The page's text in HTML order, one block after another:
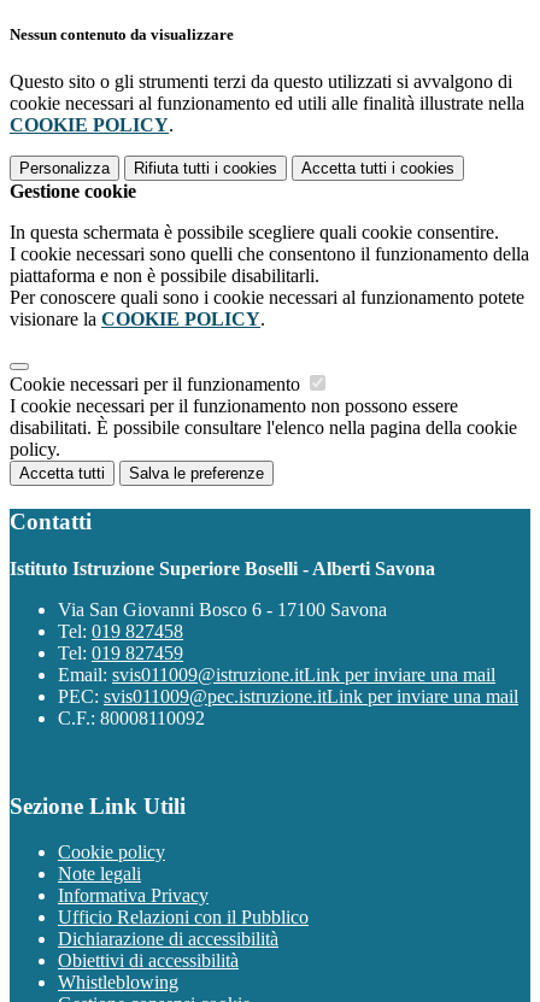
Nessun contenuto da visualizzare
Questo sito o gli strumenti terzi da questo utilizzati si avvalgono di
cookie necessari al funzionamento ed utili alle finalità illustrate nella
COOKIE POLICY.
Personalizza Rifiuta tutti i cookies Accetta tutti i cookies
Gestione cookie
In questa schermata è possibile scegliere quali cookie consentire.
I cookie necessari sono quelli che consentono il funzionamento della
piattaforma e non è possibile disabilitarli.
Per conoscere quali sono i cookie necessari al funzionamento potete
visionare la COOKIE POLICY.
Cookie necessari per il funzionamento
I cookie necessari per il funzionamento non possono essere
disabilitati. È possibile consultare l'elenco nella pagina della cookie
policy.
Accetta tutti Salva le preferenze
Contatti
Istituto Istruzione Superiore Boselli - Alberti Savona
Via San Giovanni Bosco 6 - 17100 Savona
Tel: 019 827458
Tel: 019 827459
Email: svis011009@istruzione.itLink per inviare una mail
PEC: svis011009@pec.istruzione.itLink per inviare una mail
C.F.: 80008110092
Sezione Link Utili
Cookie policy
Note legali
Informativa Privacy
Ufficio Relazioni con il Pubblico
Dichiarazione di accessibilità
Obiettivi di accessibilità
Whistleblowing